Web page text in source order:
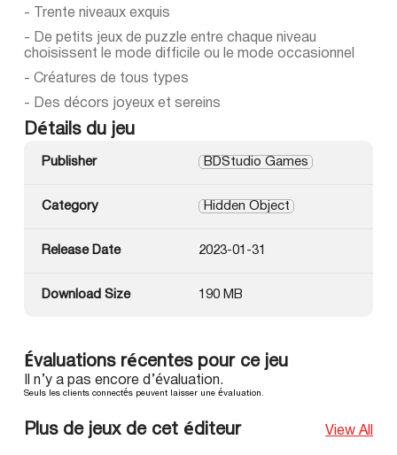
- Trente niveaux exquis
- De petits jeux de puzzle entre chaque niveau
choisissent le mode difficile ou le mode occasionnel
- Créatures de tous types
- Des décors joyeux et sereins
Détails du jeu
Publisher BDStudio Games
Category Hidden Object
Release Date 2023-01-31
Download Size 190 MB
Évaluations récentes pour ce jeu
Il n’y a pas encore d’évaluation.
Seuls les clients connectés peuvent laisser une évaluation.
Plus de jeux de cet éditeur View All